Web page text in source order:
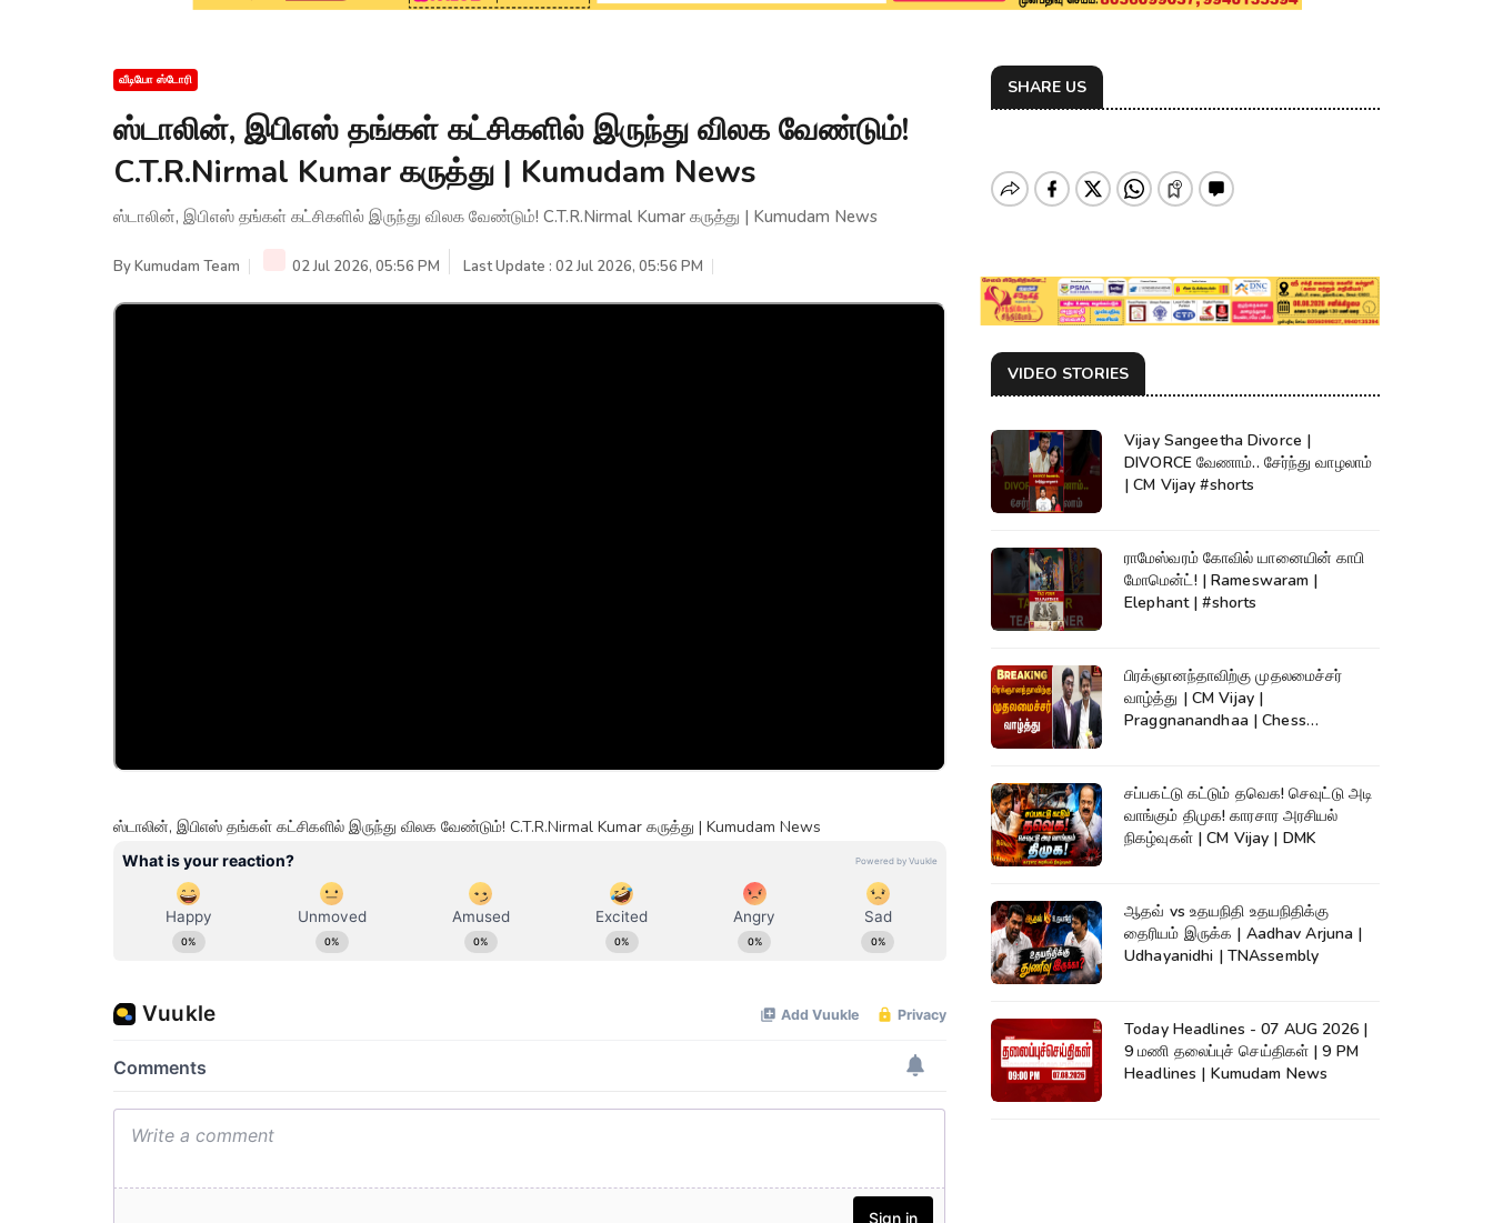
வீடியோ ஸ்டோரி
ஸ்டாலின், இபிஎஸ் தங்கள் கட்சிகளில் இருந்து விலக வேண்டும்!
C.T.R.Nirmal Kumar கருத்து | Kumudam News
ஸ்டாலின், இபிஎஸ் தங்கள் கட்சிகளில் இருந்து விலக வேண்டும்! C.T.R.Nirmal Kumar கருத்து | Kumudam News
ByKumudam Team 02 Jul 2026, 05:56 PM Last Update : 02 Jul 2026, 05:56 PM
ஸ்டாலின், இபிஎஸ் தங்கள் கட்சிகளில் இருந்து விலக வேண்டும்! C.T.R.Nirmal Kumar கருத்து | Kumudam News
SHARE US
VIDEO STORIES
Vijay Sangeetha Divorce |
DIVORCE வேணாம்.. சேர்ந்து வாழலாம்
| CM Vijay #shorts
ராமேஸ்வரம் கோவில் யானையின் காபி
மோமென்ட்! | Rameswaram |
Elephant | #shorts
பிரக்ஞானந்தாவிற்கு முதலமைச்சர்
வாழ்த்து | CM Vijay |
Praggnanandhaa | Chess
சப்பகட்டு கட்டும் தவெக! செவுட்டு அடி
வாங்கும் திமுக! காரசார அரசியல்
நிகழ்வுகள் | CM Vijay | DMK
ஆதவ் vs உதயநிதி உதயநிதிக்கு
தைரியம் இருக்க | Aadhav Arjuna |
Udhayanidhi | TNAssembly
Today Headlines - 07 AUG 2026 |
9 மணி தலைப்புச் செய்திகள் | 9 PM
Headlines | Kumudam News